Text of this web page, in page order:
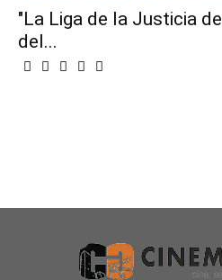
"La Liga de la Justicia
del...